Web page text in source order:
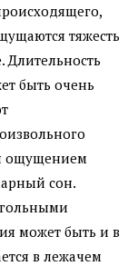
тяжесть
Длительность
быть очень
ощущением
сон.
может быть и в
в лежачем